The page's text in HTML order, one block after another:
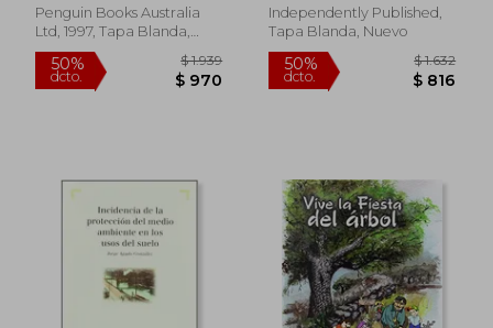
15%
dcto.
Penguin Books Australia
Ltd, 1997, Tapa Blanda,
Nuevo
Independently Published,
Tapa Blanda, Nuevo